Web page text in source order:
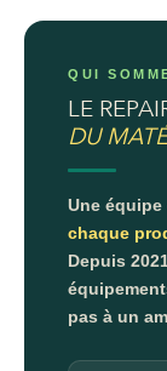
QUI
LE
DU
Une
chaque
Depuis
pas à un